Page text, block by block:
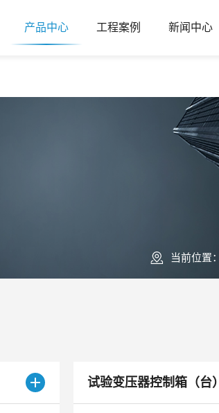
产品中心 工程案例 新闻中心
当前位置：
试验变压器控制箱（台）